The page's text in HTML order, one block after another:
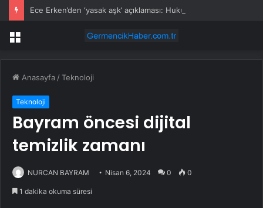
Menü
Anasayfa /Teknoloji
Teknoloji
Bayram öncesi dijital
temizlik zamanı
NURCAN BAYRAM Nisan 6, 2024 0 0
1 dakika okuma süresi